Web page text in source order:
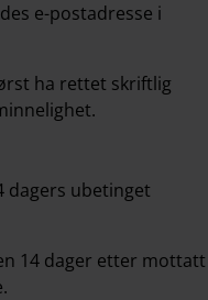
e-postadresse i
ha rettet skriftlig
dagers ubetinget
14 dager etter mottatt